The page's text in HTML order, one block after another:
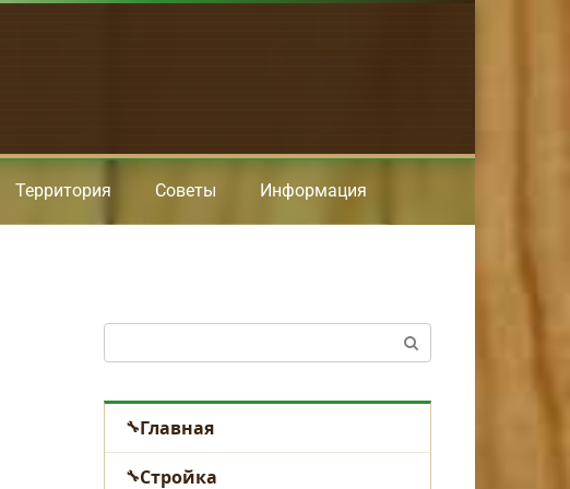
Территория Советы Информация
Главная
Стройка